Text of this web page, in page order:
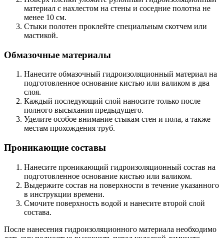
материал с нахлестом на стены и соседние полотна не
менее 10 см.
Стыки полотен проклейте специальным скотчем или
мастикой.
Обмазочные материалы
Нанесите обмазочный гидроизоляционный материал на
подготовленное основание кистью или валиком в два
слоя.
Каждый последующий слой наносите только после
полного высыхания предыдущего.
Уделите особое внимание стыкам стен и пола, а также
местам прохождения труб.
Проникающие составы
Нанесите проникающий гидроизоляционный состав на
подготовленное основание кистью или валиком.
Выдержите состав на поверхности в течение указанного
в инструкции времени.
Смочите поверхность водой и нанесите второй слой
состава.
После нанесения гидроизоляционного материала необходимо